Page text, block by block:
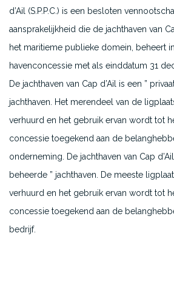
d’Ail (S.P.P.C.) is een besloten
aansprakelijkheid die de jachthaven van
het maritieme publieke domein, beheert
havenconcessie met als einddatum 31
De jachthaven van Cap d’Ail is een ”
jachthaven. Het merendeel van de
verhuurd en het gebruik ervan wordt tot
concessie toegekend aan de
onderneming. De jachthaven van Cap
beheerde ” jachthaven. De meeste
verhuurd en het gebruik ervan wordt tot
concessie toegekend aan de
bedrijf.